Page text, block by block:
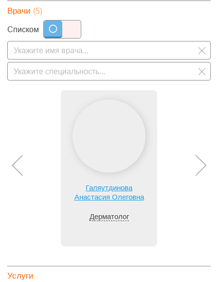
Врачи (5)
Списком
Галяутдинова
Анастасия Олеговна
Дерматолог
Услуги